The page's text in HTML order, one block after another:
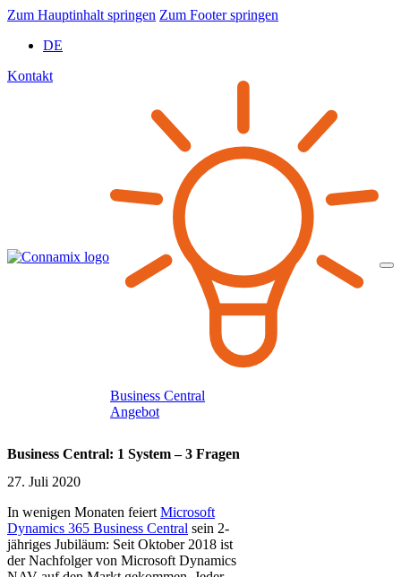
Zum Hauptinhalt springen Zum Footer springen
DE
Kontakt
Business Central
Angebot
Business Central: 1 System – 3 Fragen
27. Juli 2020
In wenigen Monaten feiert Microsoft
Dynamics 365 Business Central sein 2-
jähriges Jubiläum: Seit Oktober 2018 ist
der Nachfolger von Microsoft Dynamics